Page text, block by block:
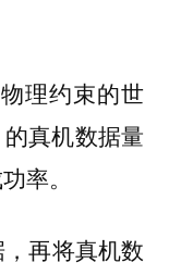
理约束的世
真机数据量
率。
再将真机数